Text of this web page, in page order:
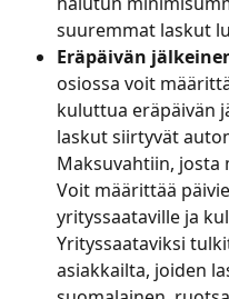
suuremmat laskut
Eräpäivän
osiossa voit
kuluttua eräpäivän
laskut siirtyvät
Maksuvahtiin, josta
Voit määrittää
yrityssaataville ja
Yrityssaataviksi
asiakkailta, joiden